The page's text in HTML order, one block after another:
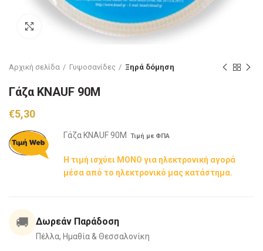
Click to enlarge
Αρχική σελίδα Γυψοσανίδες Ξηρά δόμηση
Γάζα KNAUF 90Μ
€5,30
Γάζα KNAUF 90Μ Τιμή με ΦΠΑ
Η τιμή ισχύει ΜΟΝΟ για ηλεκτρονική αγορά
μέσα από το ηλεκτρονικό μας κατάστημα.
🚚 Δωρεάν Παράδοση
Πέλλα, Ημαθία & Θεσσαλονίκη